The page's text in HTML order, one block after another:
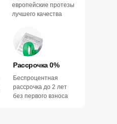
Рассрочка 0%
европейские протезы
лучшего качества
Беспроцентная
рассрочка до 2 лет
без первого взноса